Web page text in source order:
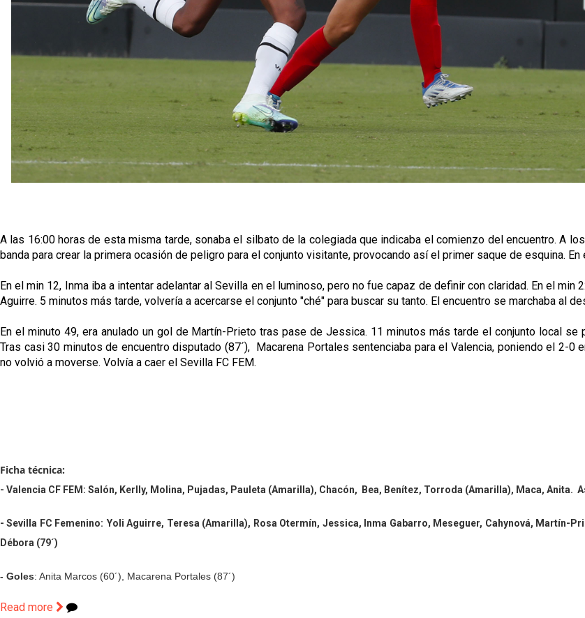
A las 16:00 horas de esta misma tarde, sonaba el silbato de la colegiada que indicaba el comienzo del encuentro. A
banda para crear la primera ocasión de peligro para el conjunto visitante, provocando así el primer saque de esquina.
En el min 12, Inma iba a intentar adelantar al Sevilla en el luminoso, pero no fue capaz de definir con claridad. En el
Aguirre. 5 minutos más tarde, volvería a acercarse el conjunto "ché" para buscar su tanto. El encuentro se marchaba al
En el minuto 49, era anulado un gol de Martín-Prieto tras pase de Jessica. 11 minutos más tarde el conjunto local
Tras casi 30 minutos de encuentro disputado (87´), Macarena Portales sentenciaba para el Valencia, poniendo el 2-0
no volvió a moverse. Volvía a caer el Sevilla FC FEM.
Ficha técnica:
- Valencia CF FEM: Salón, Kerlly, Molina, Pujadas, Pauleta (Amarilla), Chacón, Bea, Benítez, Torroda (Amarilla), Maca, Anita.
- Sevilla FC Femenino: Yoli Aguirre, Teresa (Amarilla), Rosa Otermín, Jessica, Inma Gabarro, Meseguer, Cahynová, Martín-
Débora (79´)
- Goles: Anita Marcos (60´), Macarena Portales (87´)
Read more